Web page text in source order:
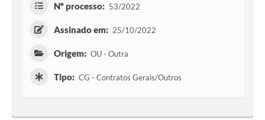
Nº processo: 53/2022
Assinado em: 25/10/2022
Origem: OU - Outra
Tipo: CG - Contratos Gerais/Outros